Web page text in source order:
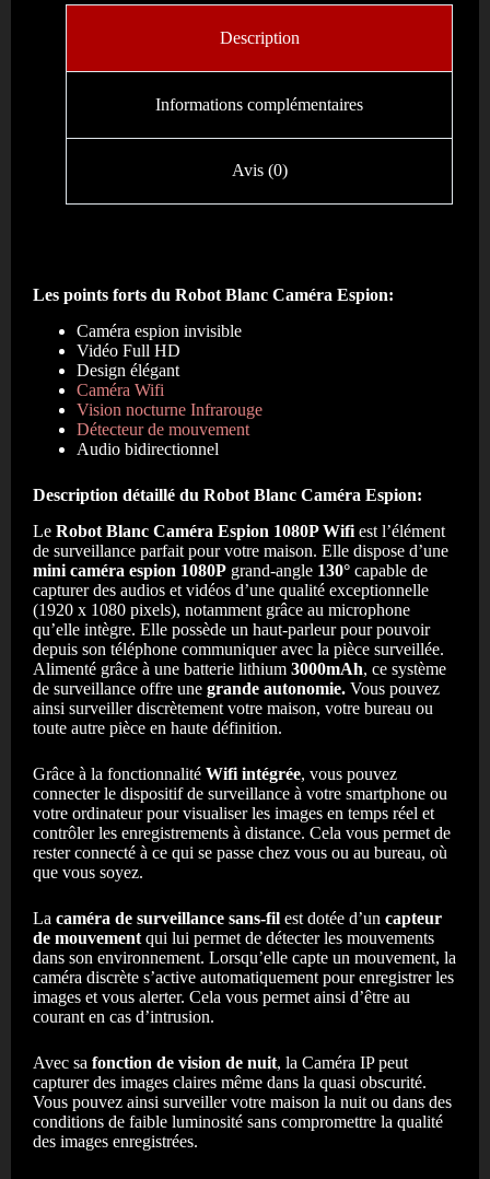
Description
Informations complémentaires
Avis (0)
Les points forts du Robot Blanc Caméra Espion:
Caméra espion invisible
Vidéo Full HD
Design élégant
Caméra Wifi
Vision nocturne Infrarouge
Détecteur de mouvement
Audio bidirectionnel
Description détaillé du Robot Blanc Caméra Espion:
Le Robot Blanc Caméra Espion 1080P Wifi est l’élément
de surveillance parfait pour votre maison. Elle dispose d’une
mini caméra espion 1080P grand-angle 130° capable de
capturer des audios et vidéos d’une qualité exceptionnelle
(1920 x 1080 pixels), notamment grâce au microphone
qu’elle intègre. Elle possède un haut-parleur pour pouvoir
depuis son téléphone communiquer avec la pièce surveillée.
Alimenté grâce à une batterie lithium 3000mAh, ce système
de surveillance offre une grande autonomie. Vous pouvez
ainsi surveiller discrètement votre maison, votre bureau ou
toute autre pièce en haute définition.
Grâce à la fonctionnalité Wifi intégrée, vous pouvez
connecter le dispositif de surveillance à votre smartphone ou
votre ordinateur pour visualiser les images en temps réel et
contrôler les enregistrements à distance. Cela vous permet de
rester connecté à ce qui se passe chez vous ou au bureau, où
que vous soyez.
La caméra de surveillance sans-fil est dotée d’un capteur
de mouvement qui lui permet de détecter les mouvements
dans son environnement. Lorsqu’elle capte un mouvement, la
caméra discrète s’active automatiquement pour enregistrer les
images et vous alerter. Cela vous permet ainsi d’être au
courant en cas d’intrusion.
Avec sa fonction de vision de nuit, la Caméra IP peut
capturer des images claires même dans la quasi obscurité.
Vous pouvez ainsi surveiller votre maison la nuit ou dans des
conditions de faible luminosité sans compromettre la qualité
des images enregistrées.